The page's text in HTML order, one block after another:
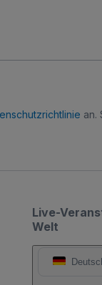
an.
Live-
Welt